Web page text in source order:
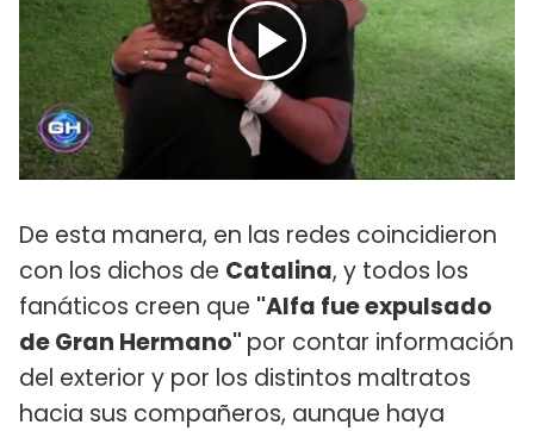
De esta manera, en las redes coincidieron
con los dichos de Catalina, y todos los
fanáticos creen que "Alfa fue expulsado
de Gran Hermano" por contar información
del exterior y por los distintos maltratos
hacia sus compañeros, aunque haya